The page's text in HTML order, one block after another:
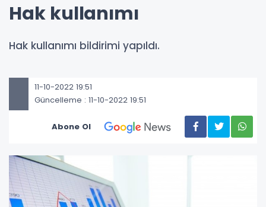
Hak kullanımı
Hak kullanımı bildirimi yapıldı.
11-10-2022 19:51
Güncelleme : 11-10-2022 19:51
Abone Ol